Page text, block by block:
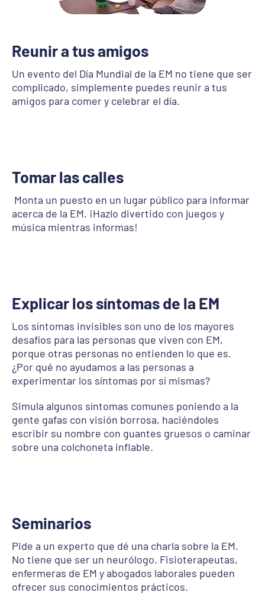
Reunir a tus amigos
Un evento del Día Mundial de la EM no tiene que ser
complicado, simplemente puedes reunir a tus
amigos para comer y celebrar el día.
Tomar las calles
Monta un puesto en un lugar público para informar
acerca de la EM. ¡Hazlo divertido con juegos y
música mientras informas!
Explicar los síntomas de la EM
Los síntomas invisibles son uno de los mayores
desafíos para las personas que viven con EM,
porque otras personas no entienden lo que es.
¿Por qué no ayudamos a las personas a
experimentar los síntomas por sí mismas?
Simula algunos síntomas comunes poniendo a la
gente gafas con visión borrosa, haciéndoles
escribir su nombre con guantes gruesos o caminar
sobre una colchoneta inflable.
Seminarios
Pide a un experto que dé una charla sobre la EM.
No tiene que ser un neurólogo. Fisioterapeutas,
enfermeras de EM y abogados laborales pueden
ofrecer sus conocimientos prácticos.